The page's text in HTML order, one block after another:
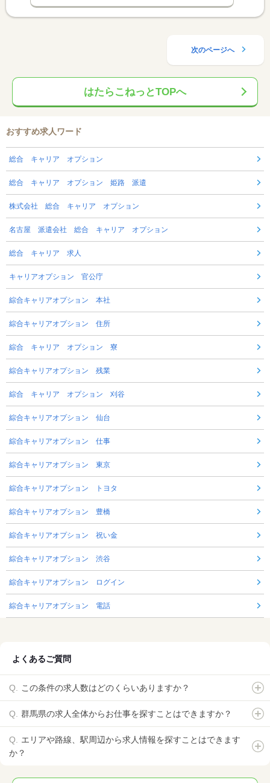
次のページへ
はたらこねっとTOPへ
おすすめ求人ワード
総合 キャリア オプション
総合 キャリア オプション 姫路 派遣
株式会社 総合 キャリア オプション
名古屋 派遣会社 総合 キャリア オプション
総合 キャリア 求人
キャリアオプション 官公庁
綜合キャリアオプション 本社
綜合キャリアオプション 住所
綜合 キャリア オプション 寮
綜合キャリアオプション 残業
綜合 キャリア オプション 刈谷
綜合キャリアオプション 仙台
綜合キャリアオプション 仕事
綜合キャリアオプション 東京
綜合キャリアオプション トヨタ
綜合キャリアオプション 豊橋
綜合キャリアオプション 祝い金
綜合キャリアオプション 渋谷
綜合キャリアオプション ログイン
綜合キャリアオプション 電話
よくあるご質問
この条件の求人数はどのくらいありますか？
群馬県の求人全体からお仕事を探すことはできますか？
エリアや路線、駅周辺から求人情報を探すことはできます
か？